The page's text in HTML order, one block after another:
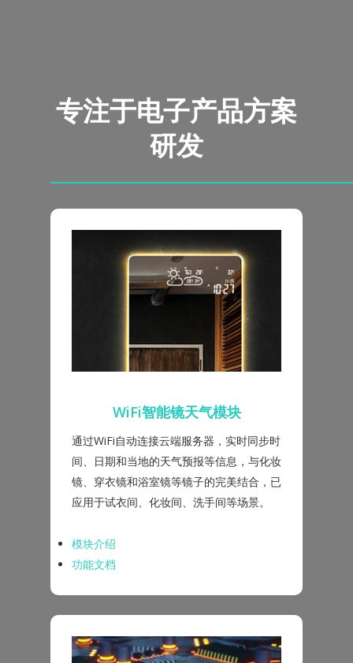
专注于电子产品方案
研发
WiFi智能镜天气模块
通过WiFi自动连接云端服务器，实时同步时
间、日期和当地的天气预报等信息，与化妆
镜、穿衣镜和浴室镜等镜子的完美结合，已
应用于试衣间、化妆间、洗手间等场景。
模块介绍
功能文档